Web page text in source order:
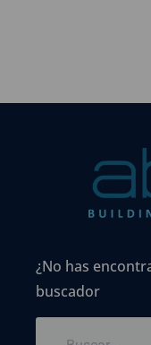
¿No has
buscador